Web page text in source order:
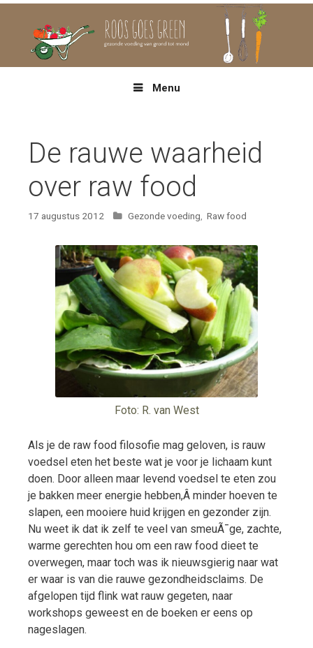
Menu
De rauwe waarheid
over raw food
17 augustus 2012 Categorieën
Gezonde voeding, Raw food
Foto: R. van West
Als je de raw food filosofie mag geloven, is rauw
voedsel eten het beste wat je voor je lichaam kunt
doen. Door alleen maar levend voedsel te eten zou
je bakken meer energie hebben,Â minder hoeven te
slapen, een mooiere huid krijgen en gezonder zijn.
Nu weet ik dat ik zelf te veel van smeuÃ¯ge, zachte,
warme gerechten hou om een raw food dieet te
overwegen, maar toch was ik nieuwsgierig naar wat
er waar is van die rauwe gezondheidsclaims. De
afgelopen tijd flink wat rauw gegeten, naar
workshops geweest en de boeken er eens op
nageslagen.